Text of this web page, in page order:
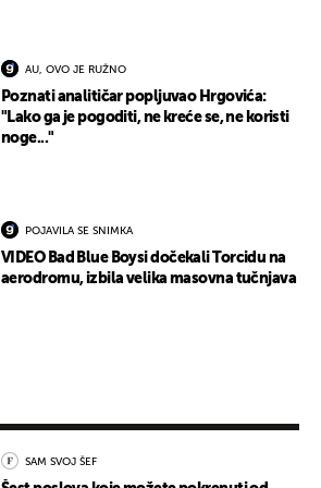
AU, OVO JE RUŽNO
Poznati analitičar popljuvao Hrgovića:
"Lako ga je pogoditi, ne kreće se, ne koristi
noge..."
POJAVILA SE SNIMKA
VIDEO Bad Blue Boysi dočekali Torcidu na
aerodromu, izbila velika masovna tučnjava
SAM SVOJ ŠEF